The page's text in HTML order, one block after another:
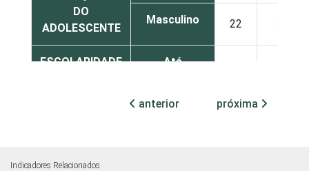
DO
ADOLESCENTE
Masculino 22 34
ESCOLARIDADE
Até
anterior próxima
Indicadores Relacionados